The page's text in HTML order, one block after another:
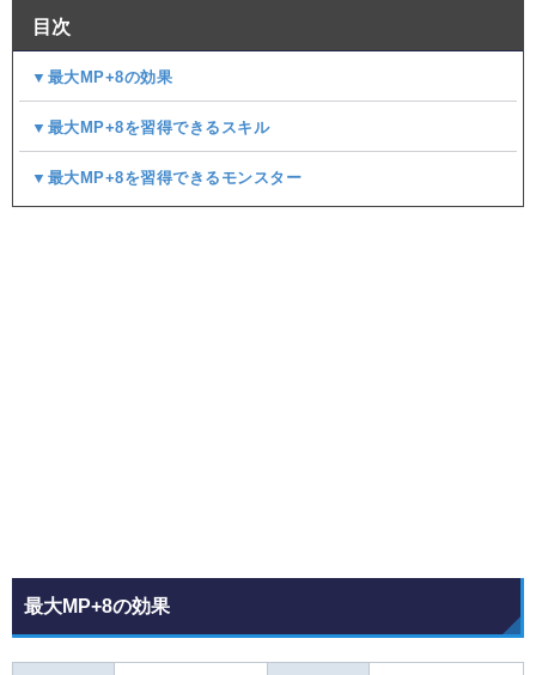
目次
▼最大MP+8の効果
▼最大MP+8を習得できるスキル
▼最大MP+8を習得できるモンスター
最大MP+8の効果